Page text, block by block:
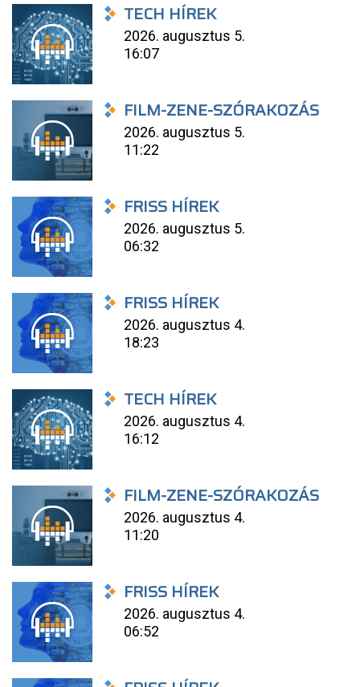
TECH HÍREK
2026. augusztus 5.
16:07
FILM-ZENE-SZÓRAKOZÁS
2026. augusztus 5.
11:22
FRISS HÍREK
2026. augusztus 5.
06:32
FRISS HÍREK
2026. augusztus 4.
18:23
TECH HÍREK
2026. augusztus 4.
16:12
FILM-ZENE-SZÓRAKOZÁS
2026. augusztus 4.
11:20
FRISS HÍREK
2026. augusztus 4.
06:52